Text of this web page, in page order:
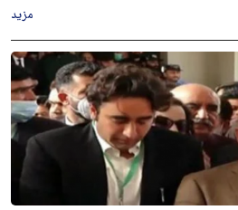
مزید